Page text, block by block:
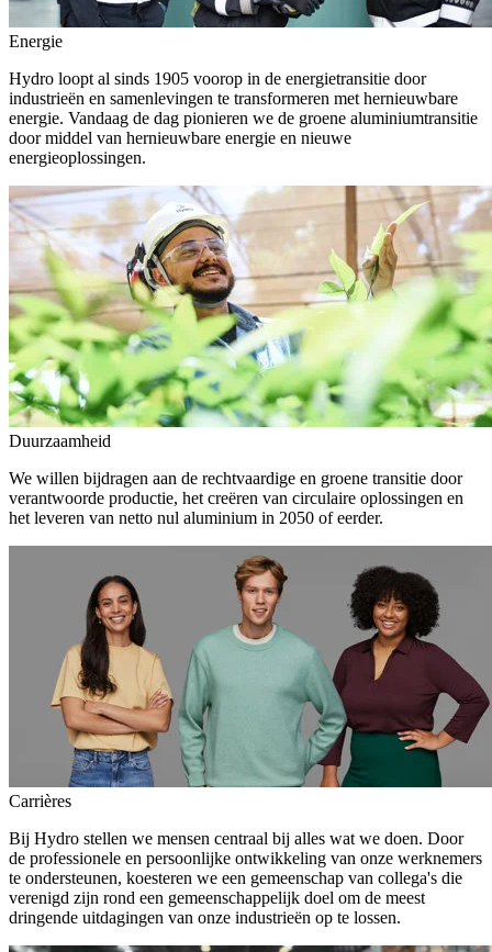
Energie
Hydro loopt al sinds 1905 voorop in de energietransitie door
industrieën en samenlevingen te transformeren met hernieuwbare
energie. Vandaag de dag pionieren we de groene aluminiumtransitie
door middel van hernieuwbare energie en nieuwe
energieoplossingen.
Duurzaamheid
We willen bijdragen aan de rechtvaardige en groene transitie door
verantwoorde productie, het creëren van circulaire oplossingen en
het leveren van netto nul aluminium in 2050 of eerder.
Carrières
Bij Hydro stellen we mensen centraal bij alles wat we doen. Door
de professionele en persoonlijke ontwikkeling van onze werknemers
te ondersteunen, koesteren we een gemeenschap van collega's die
verenigd zijn rond een gemeenschappelijk doel om de meest
dringende uitdagingen van onze industrieën op te lossen.